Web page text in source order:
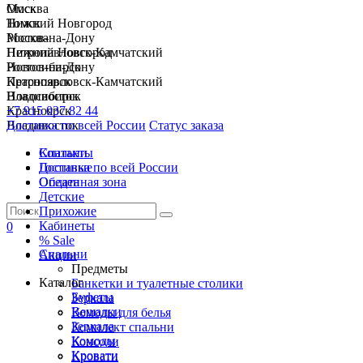
Москва
Нижний Новгород
Ростов-на-Дону
Петропавловск-Камчатский
Новосибирск
Красноярск
Владивосток
+7 915 037 82 44
Доставка по всей России Статус заказа
Спальни
Гостиные
Обеденная зона
Детские
Прихожие
Кабинеты
% Sale
Акции
Каталог
Буфеты
Вешалки
Зеркала
Комоды
Кровати
Омск
Томск
Москва
Нижний Новгород
Ростов-на-Дону
Петропавловск-Камчатский
Новосибирск
Красноярск
Владивосток
Контакты
Доставка по всей России
Оплата
0
Спальни
Предметы
Банкетки и туалетные столики
Зеркала
Комоды для белья
Комплект спальни
Консоли
Кровати